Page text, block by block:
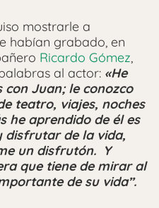
mostrarle a
habían grabado, en
Ricardo Gómez,
al actor: «He
Juan; le conozco
teatro, viajes, noches
he aprendido de él es
disfrutar de la vida,
un disfrutón. Y
que tiene de mirar al
de su vida”.